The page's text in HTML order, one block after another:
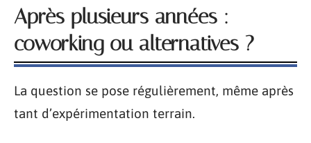
Après plusieurs années :
coworking ou alternatives ?
La question se pose régulièrement, même après
tant d’expérimentation terrain.